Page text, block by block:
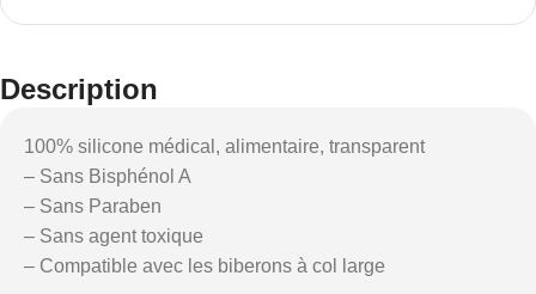
Description
100% silicone médical, alimentaire, transparent
– Sans Bisphénol A
– Sans Paraben
– Sans agent toxique
– Compatible avec les biberons à col large